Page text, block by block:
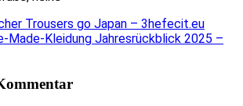
Trousers go Japan – 3hefecit.eu
Made-Kleidung Jahresrückblick 2025 –